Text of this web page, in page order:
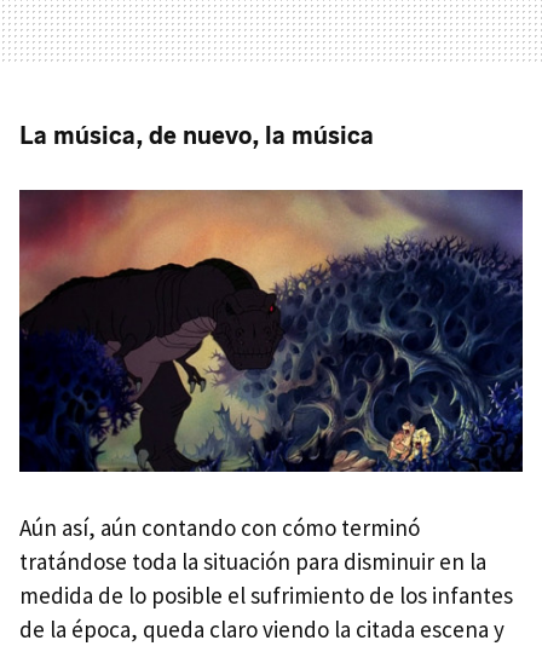
La música, de nuevo, la música
Aún así, aún contando con cómo terminó
tratándose toda la situación para disminuir en la
medida de lo posible el sufrimiento de los infantes
de la época, queda claro viendo la citada escena y